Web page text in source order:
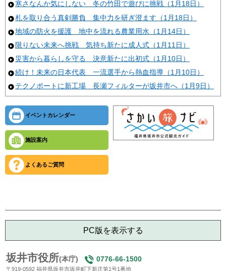
寒さなんか気にしない 冬の竹田で遊びに挑戦（1月18日）
札を取り合う真剣勝負 集中力を研ぎ澄ます（1月18日）
地域の防火を援護 地中を流れる農業用水（1月14日）
限りない未来へ挑戦 気持ち新たに成人式（1月11日）
災害から暮らしを守る 決意新たに出初式（1月10日）
続け！未来の日本代表 一流選手から熱血指導（1月10日）
テクノポートに新工場 長瀬フィルターが坂井市へ（1月9日）
イベントカレンダー
施設案内
よくあるご質問
PC版を表示する
坂井市役所(本庁) 0776-66-1500
〒919-0592 福井県坂井市坂井町下新庄第1号1番地